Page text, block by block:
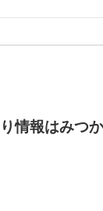
情報はみつ